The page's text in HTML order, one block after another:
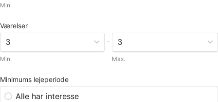
Min.
Værelser
Min.
-
Max.
Minimums lejeperiode
Alle har interesse